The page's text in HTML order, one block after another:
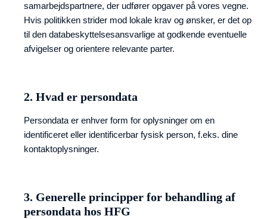
samarbejdspartnere, der udfører opgaver på vores vegne.
Hvis politikken strider mod lokale krav og ønsker, er det op
til den databeskyttelsesansvarlige at godkende eventuelle
afvigelser og orientere relevante parter.
2. Hvad er persondata
Persondata er enhver form for oplysninger om en
identificeret eller identificerbar fysisk person, f.eks. dine
kontaktoplysninger.
3. Generelle principper for behandling af
persondata hos HFG